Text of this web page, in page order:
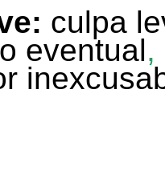
culpa
eventual,